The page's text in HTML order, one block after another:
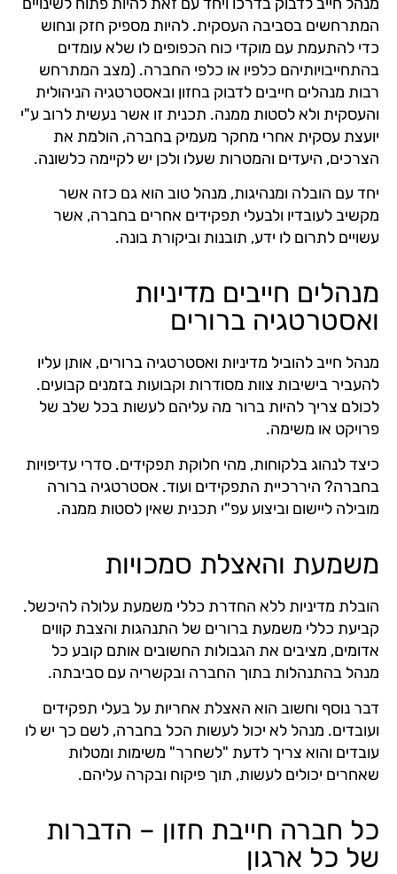
המתרחשים בסביבה העסקית. להיות מספיק חזק ונחוש
כדי להתעמת עם מוקדי כוח הכפופים לו שלא עומדים
בהתחייבויותיהם כלפיו או כלפי החברה. (מצב המתרחש
רבות מנהלים חייבים לדבוק בחזון ובאסטרטגיה הניהולית
והעסקית ולא לסטות ממנה. תכנית זו אשר נעשית לרוב ע"י
יועצת עסקית אחרי מחקר מעמיק בחברה, הולמת את
הצרכים, היעדים והמטרות שעלו ולכן יש לקיימה כלשונה.
יחד עם הובלה ומנהיגות, מנהל טוב הוא גם כזה אשר
מקשיב לעובדיו ולבעלי תפקידים אחרים בחברה, אשר
עשויים לתרום לו ידע, תובנות וביקורת בונה.
מנהלים חייבים מדיניות
ואסטרטגיה ברורים
מנהל חייב להוביל מדיניות ואסטרטגיה ברורים, אותן עליו
להעביר בישיבות צוות מסודרות וקבועות בזמנים קבועים.
לכולם צריך להיות ברור מה עליהם לעשות בכל שלב של
פרויקט או משימה.
כיצד לנהוג בלקוחות, מהי חלוקת תפקידים. סדרי עדיפויות
בחברה? היררכיית התפקידים ועוד. אסטרטגיה ברורה
מובילה ליישום וביצוע עפ"י תכנית שאין לסטות ממנה.
משמעת והאצלת סמכויות
הובלת מדיניות ללא החדרת כללי משמעת עלולה להיכשל.
קביעת כללי משמעת ברורים של התנהגות והצבת קווים
אדומים, מציבים את הגבולות החשובים אותם קובע כל
מנהל בהתנהלות בתוך החברה ובקשריה עם סביבתה.
דבר נוסף וחשוב הוא האצלת אחריות על בעלי תפקידים
ועובדים. מנהל לא יכול לעשות הכל בחברה, לשם כך יש לו
עובדים והוא צריך לדעת "לשחרר" משימות ומטלות
שאחרים יכולים לעשות, תוך פיקוח ובקרה עליהם.
כל חברה חייבת חזון – הדברות
של כל ארגון